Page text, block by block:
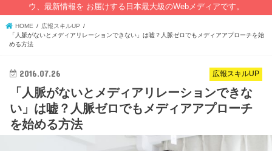
ウ、最新情報を お届けする日本最大級のWebメディアです。
HOME
広報スキルUP
「人脈がないとメディアリレーションできない」は嘘？人脈ゼロでもメディアアプローチを始
める方法
広報スキルUP
2016.07.26
「人脈がないとメディアリレーションできな
い」は嘘？人脈ゼロでもメディアアプローチ
を始める方法